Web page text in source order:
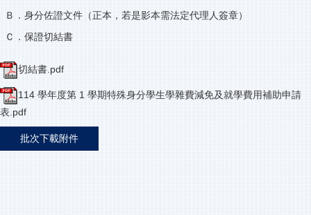
Ｂ．身分佐證文件（正本，若是影本需法定代理人簽章）
Ｃ．保證切結書
切結書.pdf
114 學年度第 1 學期特殊身分學生學雜費減免及就學費用補助申請
表.pdf
批次下載附件